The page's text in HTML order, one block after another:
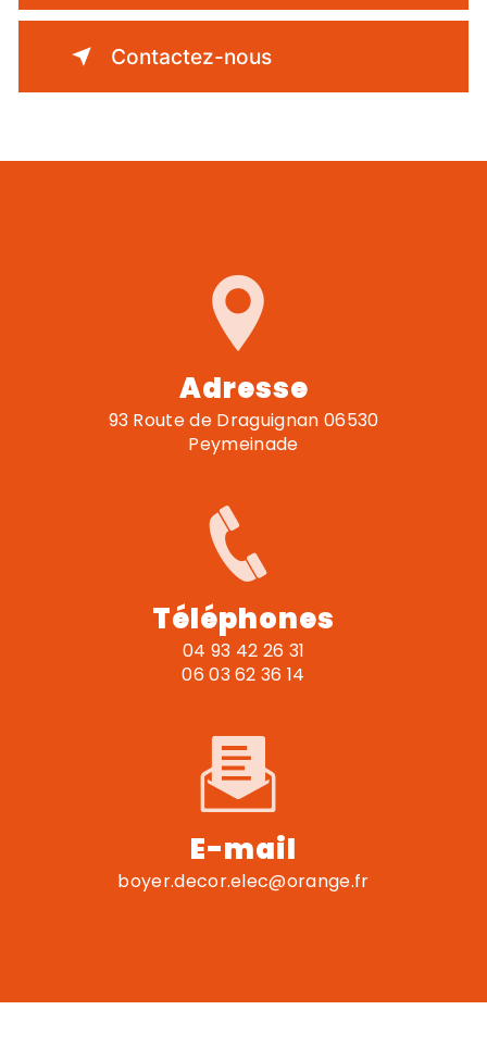
Contactez-nous
Adresse
93 Route de Draguignan 06530
Peymeinade
Téléphones
04 93 42 26 31
06 03 62 36 14
E-mail
boyer.decor.elec@orange.fr